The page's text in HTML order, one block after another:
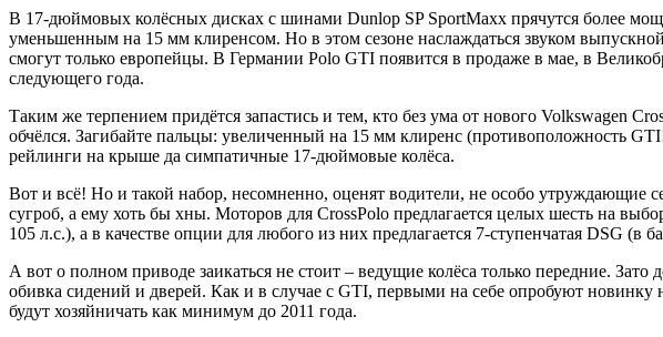
В 17-дюймовых колёсных дисках с шинами Dunlop SP SportMaxx прячутся более
уменьшенным на 15 мм клиренсом. Но в этом сезоне наслаждаться звуком
смогут только европейцы. В Германии Polo GTI появится в продаже в мае, в
следующего года.
Таким же терпением придётся запастись и тем, кто без ума от нового Volkswagen
обчёлся. Загибайте пальцы: увеличенный на 15 мм клиренс (противоположность
рейлинги на крыше да симпатичные 17-дюймовые колёса.
Вот и всё! Но и такой набор, несомненно, оценят водители, не особо утруждающие
сугроб, а ему хоть бы хны. Моторов для CrossPolo предлагается целых шесть на
105 л.с.), а в качестве опции для любого из них предлагается 7-ступенчатая DSG (в
А вот о полном приводе заикаться не стоит – ведущие колёса только передние.
обивка сидений и дверей. Как и в случае с GTI, первыми на себе опробуют
будут хозяйничать как минимум до 2011 года.